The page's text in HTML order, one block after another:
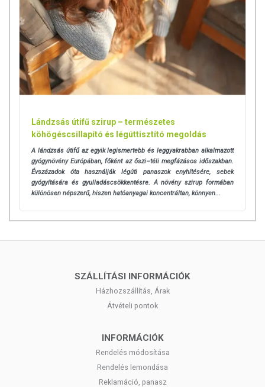
mennyiséget ne lépje túl! Ne szedje a készítményt, ha az
összetevők bármelyikére érzékeny vagy allergiás!
Kisgyermekektől elzárva tartandó!
Lándzsás útifű szirup – természetes
köhögéscsillapító és légúttisztító megoldás
A lándzsás útifű az egyik legismertebb és leggyakrabban alkalmazott
gyógynövény Európában, főként az őszi–téli megfázásos időszakban.
Évszázadok óta használják légúti panaszok enyhítésére, sebek
gyógyítására és gyulladáscsökkentésre. A növény szirup formában
különösen népszerű, hiszen hatóanyagai koncentráltan, könnyen...
SZÁLLÍTÁSI INFORMÁCIÓK
Házhozszállítás, Árak
Átvételi pontok
INFORMÁCIÓK
Rendelés módosítása
Rendelés lemondása
Reklamáció, panasz